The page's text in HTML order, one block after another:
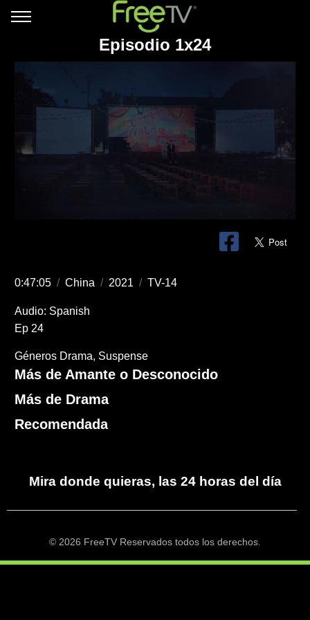
Episodio 1x24
0:47:05 / China / 2021 / TV-14
Audio: Spanish
Ep 24
Géneros Drama Suspense
Más de Amante o Desconocido
Más de Drama
Recomendada
Mira donde quieras, las 24 horas del día
© 2026 FreeTV Reservados todos los derechos.